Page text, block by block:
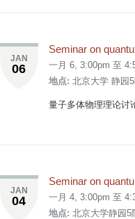
JAN
06
Seminar on
一月 6, 3:00pm 至
地点: 北京大学 静园
量子多体物理理论讨
JAN
04
Seminar on
一月 4, 3:00pm 至
地点: 北京大学静园5